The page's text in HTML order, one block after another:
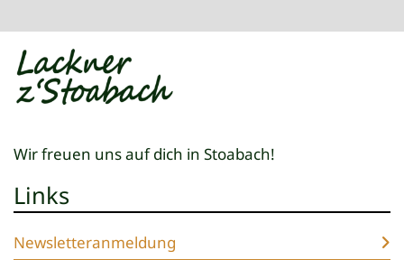
Wir freuen uns auf dich in Stoabach!
Links
Newsletteranmeldung